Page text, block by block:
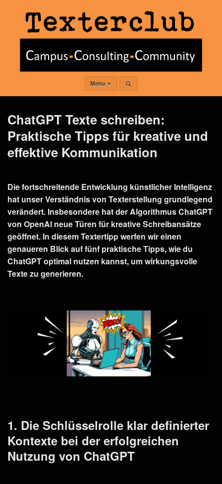
Menu
ChatGPT Texte schreiben:
Praktische Tipps für kreative und
effektive Kommunikation
Die fortschreitende Entwicklung künstlicher Intelligenz
hat unser Verständnis von Texterstellung grundlegend
verändert. Insbesondere hat der Algorithmus ChatGPT
von OpenAI neue Türen für kreative Schreibansätze
geöffnet. In diesem Textertipp werfen wir einen
genaueren Blick auf fünf praktische Tipps, wie du
ChatGPT optimal nutzen kannst, um wirkungsvolle
Texte zu generieren.
1. Die Schlüsselrolle klar definierter
Kontexte bei der erfolgreichen
Nutzung von ChatGPT